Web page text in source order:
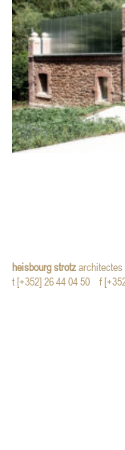
heisbourg strotz architectes
t [+352] 26 44 04 50
f